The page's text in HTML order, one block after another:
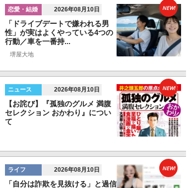
恋愛・結婚 2026年08月10日
「ドライブデートで嫌われる男
性」が実はよくやっている4つの
行動／車を一番持...
堺屋大地
NEW!
ニュース 2026年08月10日
【お詫び】『孤独のグルメ 満腹
セレクション おかわり』につい
て
NEW!
ライフ 2026年08月10日
「自分は詐欺を見抜ける」と過信
NEW!